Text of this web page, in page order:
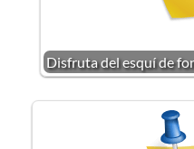
Disfruta del esquí de